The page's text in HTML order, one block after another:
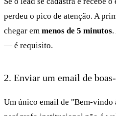
perdeu o pico de atenção. A
chegar em menos de 5 minutos
— é requisito.
2. Enviar um email de
Um único email de "Bem-vindo